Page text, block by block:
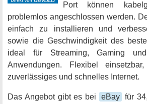
Port können
problemlos angeschlossen werden.
einfach zu installieren und
sowie die Geschwindigkeit des
ideal für Streaming, Gaming und
Anwendungen. Flexibel
zuverlässiges und schnelles Internet.
Das Angebot gibt es bei eBay für